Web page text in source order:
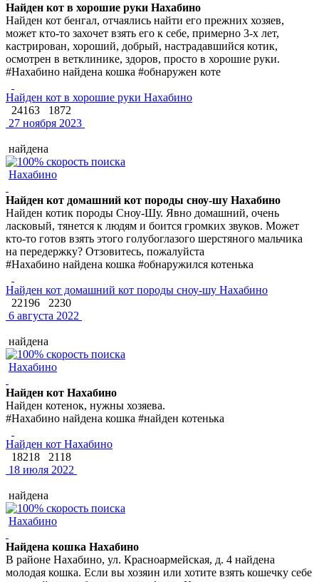
Найден кот в хорошие руки Нахабино
Найден кот бенгал, отчаялись найти его прежних хозяев,
может кто-то захочет взять его к себе, примерно 3-х лет,
кастрирован, хороший, добрый, настрадавшийся котик,
осмотрен в ветклинике, здоров, просто в хорошие руки.
#Нахабино найдена кошка #обнаружен коте
Найден кот в хорошие руки Нахабино
24163
1872
27 ноября 2023
найдена
Нахабино
Найден кот домашний кот породы сноу-шу Нахабино
Найден котик породы Сноу-Шу. Явно домашний, очень
ласковый, тянется к людям и боится громких звуков. Может
кто-то готов взять этого голубоглазого шерстяного мальчика
на передержку? Отзовитесь, пожалуйста
#Нахабино найдена кошка #обнаружился котенька
Найден кот домашний кот породы сноу-шу Нахабино
22196
2230
6 августа 2022
найдена
Нахабино
Найден кот Нахабино
Найден котенок, нужны хозяева.
#Нахабино найдена кошка #найден котенька
Найден кот Нахабино
18218
2118
18 июля 2022
найдена
Нахабино
Найдена кошка Нахабино
В районе Нахабино, ул. Красноармейская, д. 4 найдена
молодая кошка. Если вы хозяин или хотите взять кошечку себе